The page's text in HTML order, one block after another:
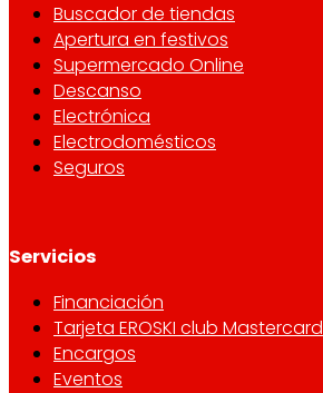
Buscador de tiendas
Apertura en festivos
Supermercado Online
Descanso
Electrónica
Electrodomésticos
Seguros
Servicios
Financiación
Tarjeta EROSKI club Mastercard
Encargos
Eventos